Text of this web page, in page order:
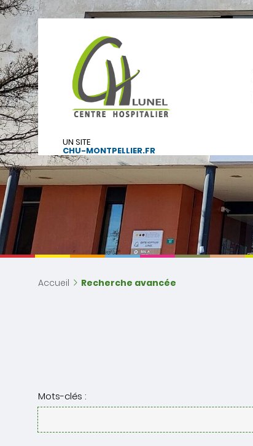
UN SITE
CHU-MONTPELLIER.FR
Accueil Recherche avancée
Mots-clés :